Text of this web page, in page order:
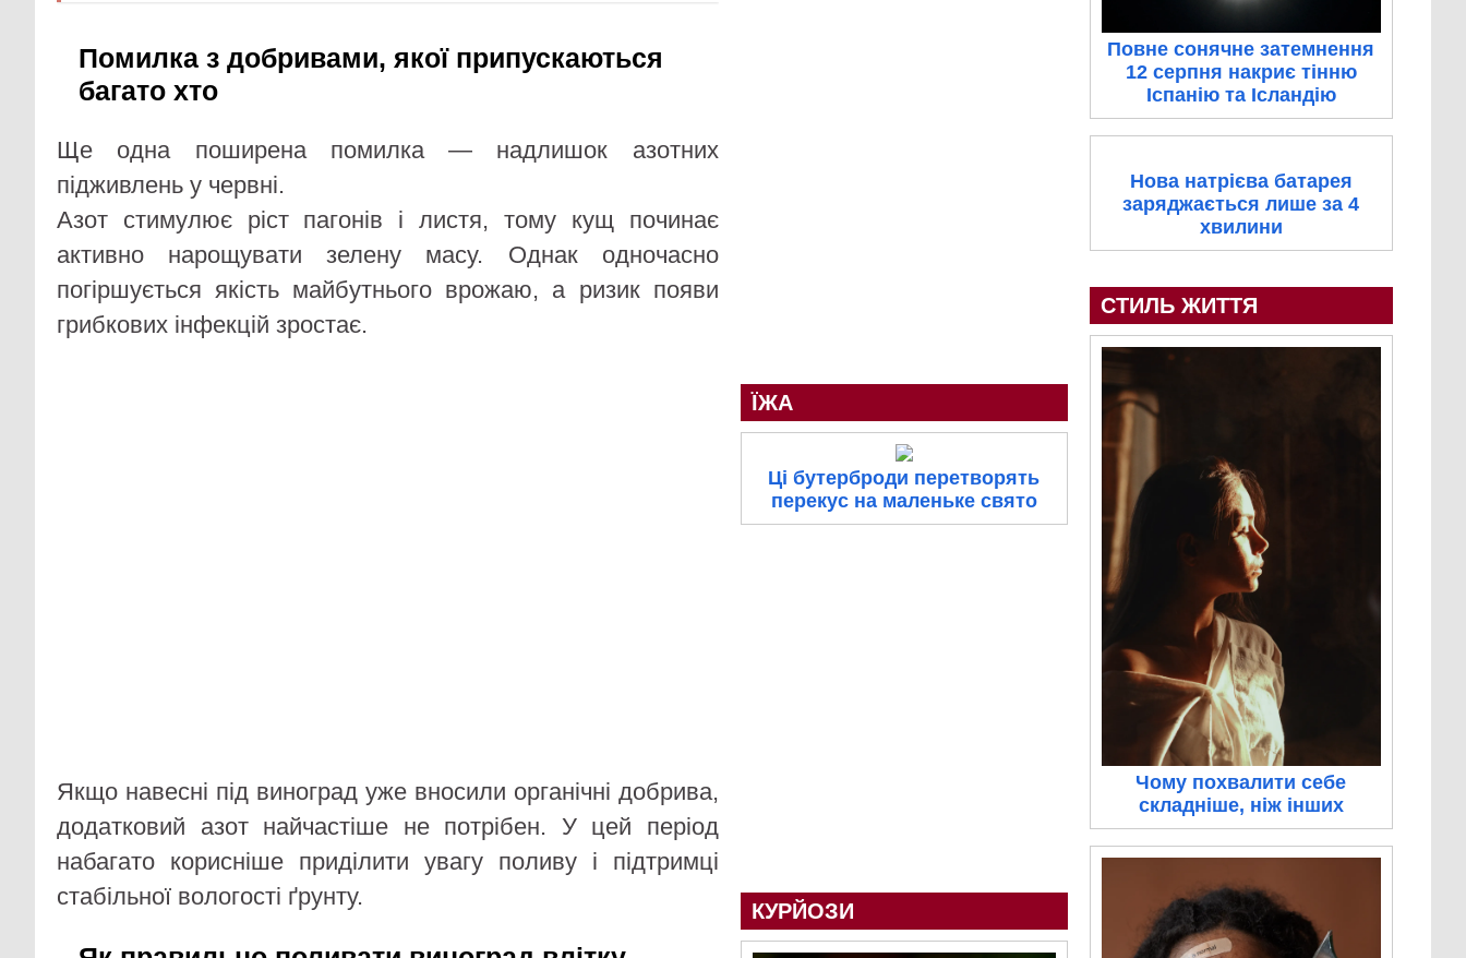
Помилка з добривами, якої припускаються
багато хто
Ще одна поширена помилка — надлишок азотних
підживлень у червні.
Азот стимулює ріст пагонів і листя, тому кущ починає
активно нарощувати зелену масу. Однак одночасно
погіршується якість майбутнього врожаю, а ризик появи
грибкових інфекцій зростає.
Якщо навесні під виноград уже вносили органічні добрива,
додатковий азот найчастіше не потрібен. У цей період
набагато корисніше приділити увагу поливу і підтримці
стабільної вологості ґрунту.
ЇЖА
Ці бутерброди перетворять
перекус на маленьке свято
КУРЙОЗИ
Повне сонячне затемнення
12 серпня накриє тінню
Іспанію та Ісландію
Нова натрієва батарея
заряджається лише за 4
хвилини
СТИЛЬ ЖИТТЯ
Чому похвалити себе
складніше, ніж інших